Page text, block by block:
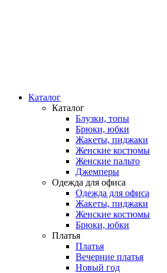
Каталог
Каталог
Блузки, топы
Брюки, юбки
Жакеты, пиджаки
Женские костюмы
Женские пальто
Джемперы
Одежда для офиса
Одежда для офиса
Жакеты, пиджаки
Женские костюмы
Брюки, юбки
Платья
Платья
Вечерние платья
Новый год